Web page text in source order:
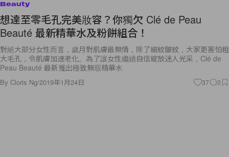
Beauty
想達至零毛孔完美妝容？你獨欠 Clé de Peau
Beauté 最新精華水及粉餅組合！
對絕大部分女性而言，歲月對肌膚最無情，除了細紋皺紋，大家更害怕粗
大毛孔，令肌膚加速老化。為了讓女性繼續自信綻放迷人光采，Clé de
Peau Beauté 最新推出極致無瑕精華水
By Cloris Ng/2019年1月24日 37 0